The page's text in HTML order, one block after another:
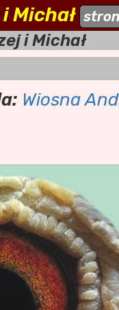
Michał
i Michał
Wiosna